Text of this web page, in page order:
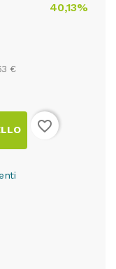
40,13%
€
favorite_border